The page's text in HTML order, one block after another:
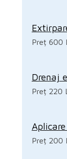
Preț 600
Drenaj
Preț 220
Preț 200